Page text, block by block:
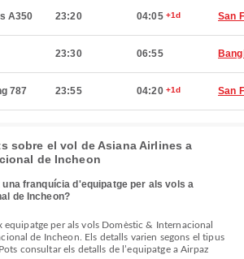
A350 23:20 04:05 +1d San
23:30 06:55
787 23:55 04:20 +1d San
sobre el vol de Asiana Airlines a
de Incheon
franquícia d'equipatge per als vols a
de Incheon?
de Incheon. Els detalls varien segons el tipus
consultar els detalls de l’equipatge a Airpaz